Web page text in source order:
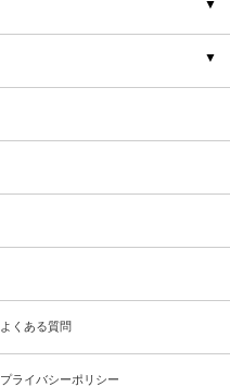
よくある質問
プライバシーポリシー